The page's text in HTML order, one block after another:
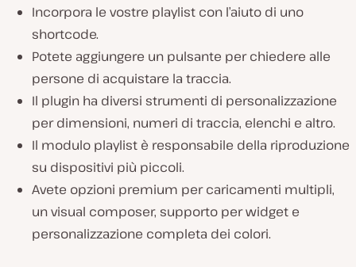
Incorpora le vostre playlist con l’aiuto di uno
shortcode.
Potete aggiungere un pulsante per chiedere alle
persone di acquistare la traccia.
Il plugin ha diversi strumenti di personalizzazione
per dimensioni, numeri di traccia, elenchi e altro.
Il modulo playlist è responsabile della riproduzione
su dispositivi più piccoli.
Avete opzioni premium per caricamenti multipli,
un visual composer, supporto per widget e
personalizzazione completa dei colori.